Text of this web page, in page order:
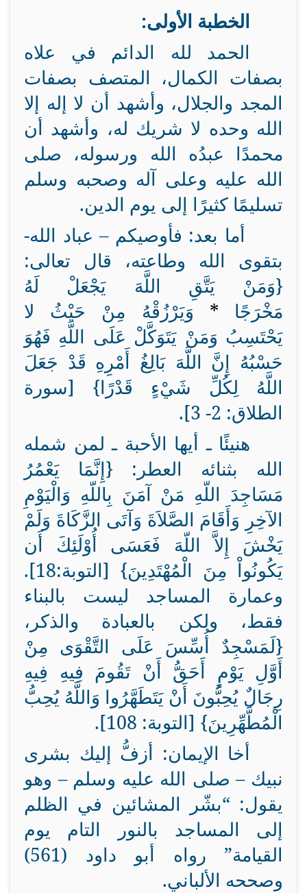
الخطبة الأولى:
الحمد لله الدائم في علاه
بصفات الكمال، المتصف بصفات
المجد والجلال، وأشهد أن لا إله إلا
الله وحده لا شريك له، وأشهد أن
محمدًا عبدُه الله ورسوله، صلى
الله عليه وعلى آله وصحبه وسلم
تسليمًا كثيرًا إلى يوم الدين.
أما بعد: فأوصيكم – عباد الله-
بتقوى الله وطاعته، قال تعالى:
{وَمَنْ يَتَّقِ اللَّهَ يَجْعَلْ لَهُ
مَخْرَجًا
*
وَيَرْزُقْهُ مِنْ حَيْثُ لا
يَحْتَسِبُ وَمَنْ يَتَوَكَّلْ عَلَى اللَّهِ فَهُوَ
حَسْبُهُ إِنَّ اللَّهَ بَالِغُ أَمْرِهِ قَدْ جَعَلَ
اللَّهُ لِكُلِّ شَيْءٍ قَدْرًا} [سورة
الطلاق: 2- 3].
هنيئًا ـ أيها الأحبة ـ لمن شمله
الله بثنائه العطر: {إِنَّمَا يَعْمُرُ
مَسَاجِدَ اللّهِ مَنْ آمَنَ بِاللّهِ وَالْيَوْمِ
الآخِرِ وَأَقَامَ الصَّلاَةَ وَآتَى الزَّكَاةَ وَلَمْ
يَخْشَ إِلاَّ اللّهَ فَعَسَى أُوْلَئِكَ أَن
يَكُونُواْ مِنَ الْمُهْتَدِينَ} [التوبة:18].
وعمارة المساجد ليست بالبناء
فقط، ولكن بالعبادة والذكر،
{لَمَسْجِدٌ أُسِّسَ عَلَى التَّقْوَى مِنْ
أَوَّلِ يَوْمٍ أَحَقُّ أَنْ تَقُومَ فِيهِ فِيهِ
رِجَالٌ يُحِبُّونَ أَنْ يَتَطَهَّرُوا وَاللَّهُ يُحِبُّ
الْمُطَّهِّرِينَ} [التوبة: 108].
أخا الإيمان: أزفُّ إليك بشرى
نبيك – صلى الله عليه وسلم – وهو
يقول: “بشّر المشائين في الظلم
إلى المساجد بالنور التام يوم
القيامة” رواه أبو داود (561)
وصححه الألباني.